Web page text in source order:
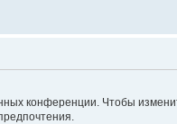
конференции. Чтобы